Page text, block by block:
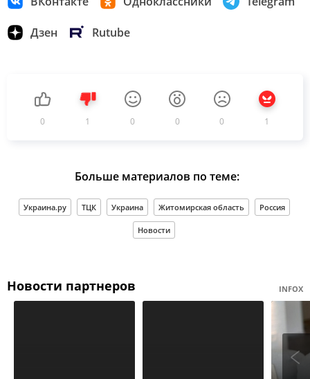
Дзен Rutube
0 1 0 0 0 1
Больше материалов по теме:
Украина.ру ТЦК Украина Житомирская область Россия
Новости
Новости партнеров INFOX